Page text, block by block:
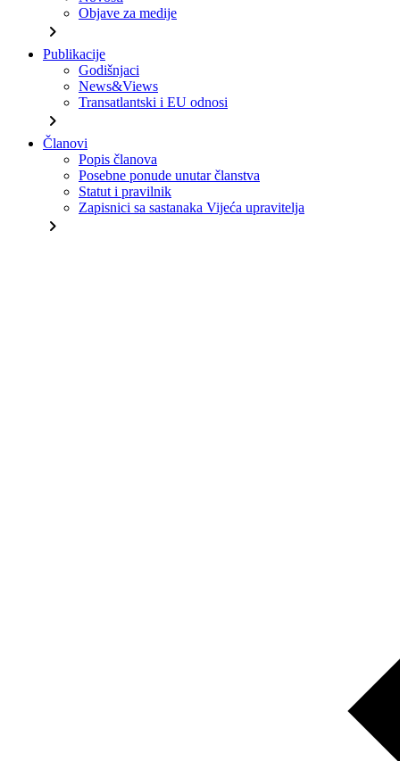
Objave za medije
chevron_right
Publikacije
Godišnjaci
News&Views
Transatlantski i EU odnosi
chevron_right
Članovi
Popis članova
Posebne ponude unutar članstva
Statut i pravilnik
Zapisnici sa sastanaka Vijeća upravitelja
chevron_right